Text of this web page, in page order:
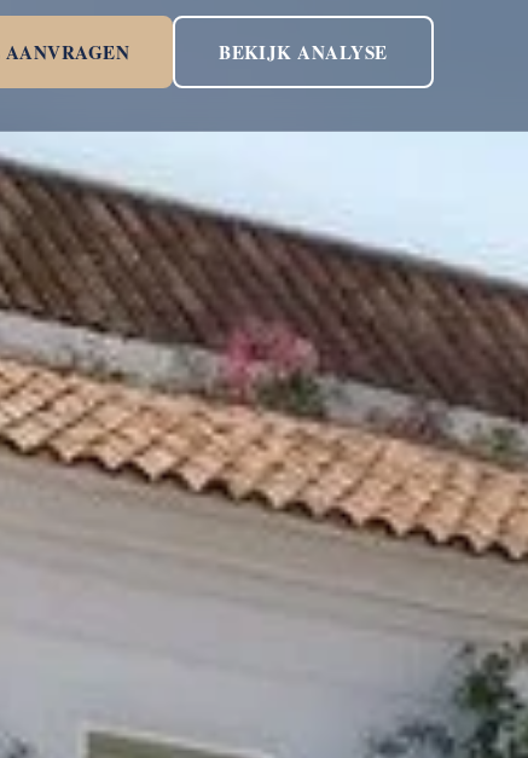
BEKIJK ANALYSE